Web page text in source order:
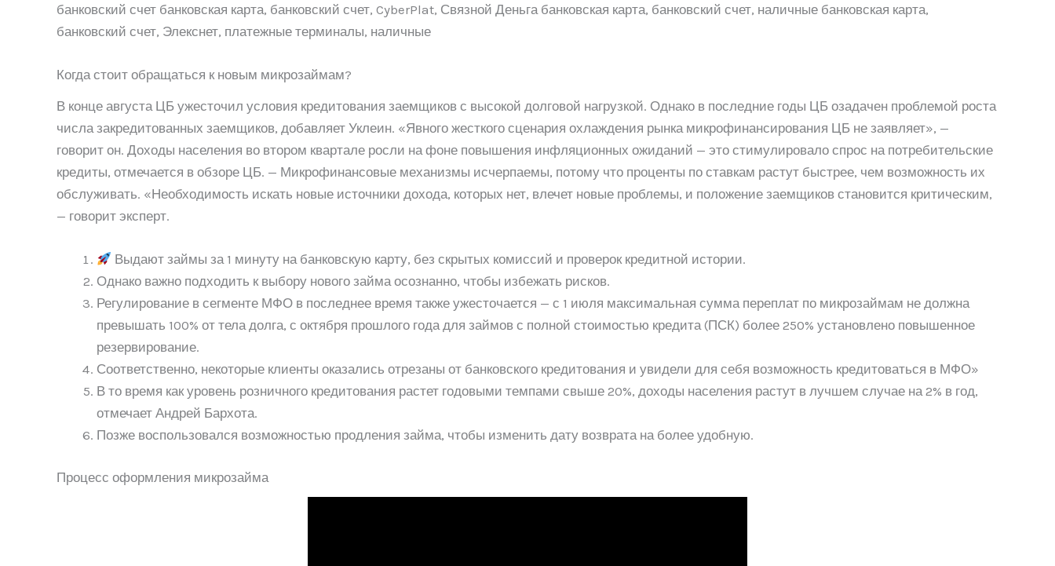
банковский счет банковская карта, банковский счет, CyberPlat, Связной Деньга банковская карта, банковский счет, наличные банковская карта,
банковский счет, Элекснет, платежные терминалы, наличные
Когда стоит обращаться к новым микрозаймам?
В конце августа ЦБ ужесточил условия кредитования заемщиков с высокой долговой нагрузкой. Однако в последние годы ЦБ озадачен проблемой роста
числа закредитованных заемщиков, добавляет Уклеин. «Явного жесткого сценария охлаждения рынка микрофинансирования ЦБ не заявляет», —
говорит он. Доходы населения во втором квартале росли на фоне повышения инфляционных ожиданий — это стимулировало спрос на потребительские
кредиты, отмечается в обзоре ЦБ. — Микрофинансовые механизмы исчерпаемы, потому что проценты по ставкам растут быстрее, чем возможность их
обслуживать. «Необходимость искать новые источники дохода, которых нет, влечет новые проблемы, и положение заемщиков становится критическим,
— говорит эксперт.
Выдают займы за 1 минуту на банковскую карту, без скрытых комиссий и проверок кредитной истории.
Однако важно подходить к выбору нового займа осознанно, чтобы избежать рисков.
Регулирование в сегменте МФО в последнее время также ужесточается — с 1 июля максимальная сумма переплат по микрозаймам не должна
превышать 100% от тела долга, с октября прошлого года для займов с полной стоимостью кредита (ПСК) более 250% установлено повышенное
резервирование.
Соответственно, некоторые клиенты оказались отрезаны от банковского кредитования и увидели для себя возможность кредитоваться в МФО»
В то время как уровень розничного кредитования растет годовыми темпами свыше 20%, доходы населения растут в лучшем случае на 2% в год,
отмечает Андрей Бархота.
Позже воспользовался возможностью продления займа, чтобы изменить дату возврата на более удобную.
Процесс оформления микрозайма